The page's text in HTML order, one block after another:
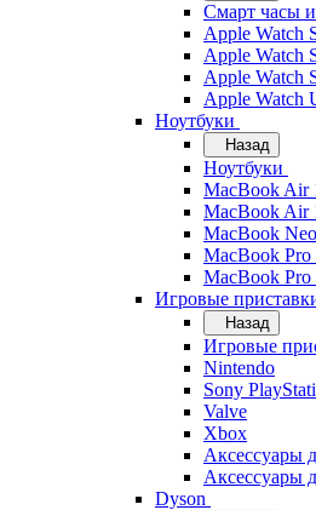
Смарт часы
Apple Watch
Apple Watch
Apple Watch
Apple Watch
Ноутбуки
Назад
Ноутбуки
MacBook Air
MacBook Air
MacBook Neo
MacBook Pro
MacBook Pro
Игровые
Назад
Игровые
Nintendo
Sony
Valve
Xbox
Аксессуары
Аксессуары
Dyson